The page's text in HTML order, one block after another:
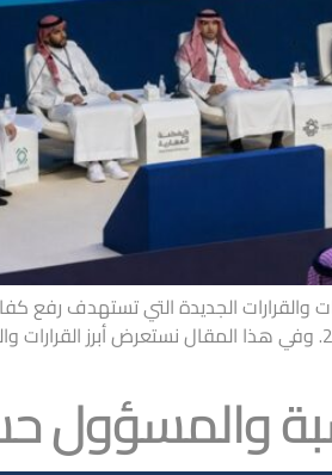
عدد من المبادرات والقرارات الجديدة التي
موثوقية السوق، وتطوير البيئة التنظيمية للقطاع العقاري بما يواكب مستهدفات رؤية المملكة
والمسؤول